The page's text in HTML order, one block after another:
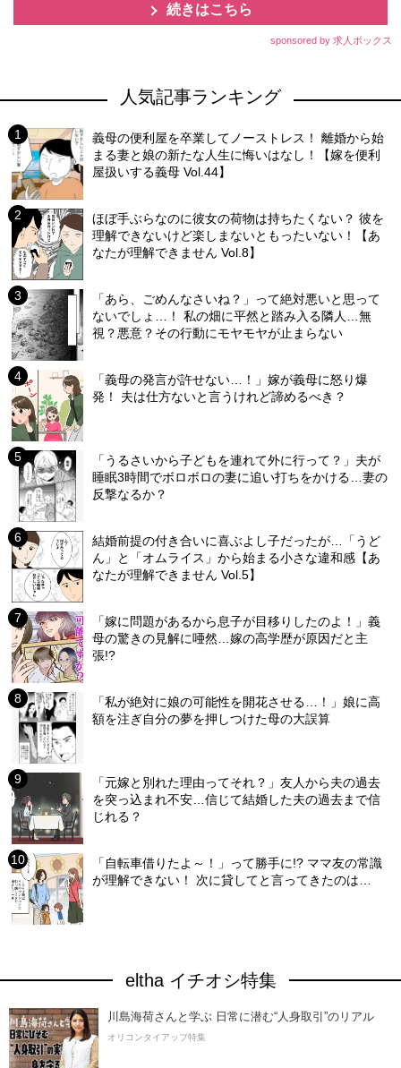
続きはこちら
sponsored by 求人ボックス
人気記事ランキング
義母の便利屋を卒業してノーストレス！ 離婚から始
まる妻と娘の新たな人生に悔いはなし！【嫁を便利
屋扱いする義母 Vol.44】
ほぼ手ぶらなのに彼女の荷物は持ちたくない？ 彼を
理解できないけど楽しまないともったいない！【あ
なたが理解できません Vol.8】
「あら、ごめんなさいね？」って絶対悪いと思って
ないでしょ…！ 私の畑に平然と踏み入る隣人…無
視？悪意？その行動にモヤモヤが止まらない
「義母の発言が許せない…！」嫁が義母に怒り爆
発！ 夫は仕方ないと言うけれど諦めるべき？
「うるさいから子どもを連れて外に行って？」夫が
睡眠3時間でボロボロの妻に追い打ちをかける…妻の
反撃なるか？
結婚前提の付き合いに喜ぶよし子だったが…「うど
ん」と「オムライス」から始まる小さな違和感【あ
なたが理解できません Vol.5】
「嫁に問題があるから息子が目移りしたのよ！」義
母の驚きの見解に唖然…嫁の高学歴が原因だと主
張!?
「私が絶対に娘の可能性を開花させる…！」娘に高
額を注ぎ自分の夢を押しつけた母の大誤算
「元嫁と別れた理由ってそれ？」友人から夫の過去
を突っ込まれ不安…信じて結婚した夫の過去まで信
じれる？
「自転車借りたよ～！」って勝手に!? ママ友の常識
が理解できない！ 次に貸してと言ってきたのは…
eltha イチオシ特集
川島海荷さんと学ぶ 日常に潜む“人身取引”のリアル
オリコンタイアップ特集